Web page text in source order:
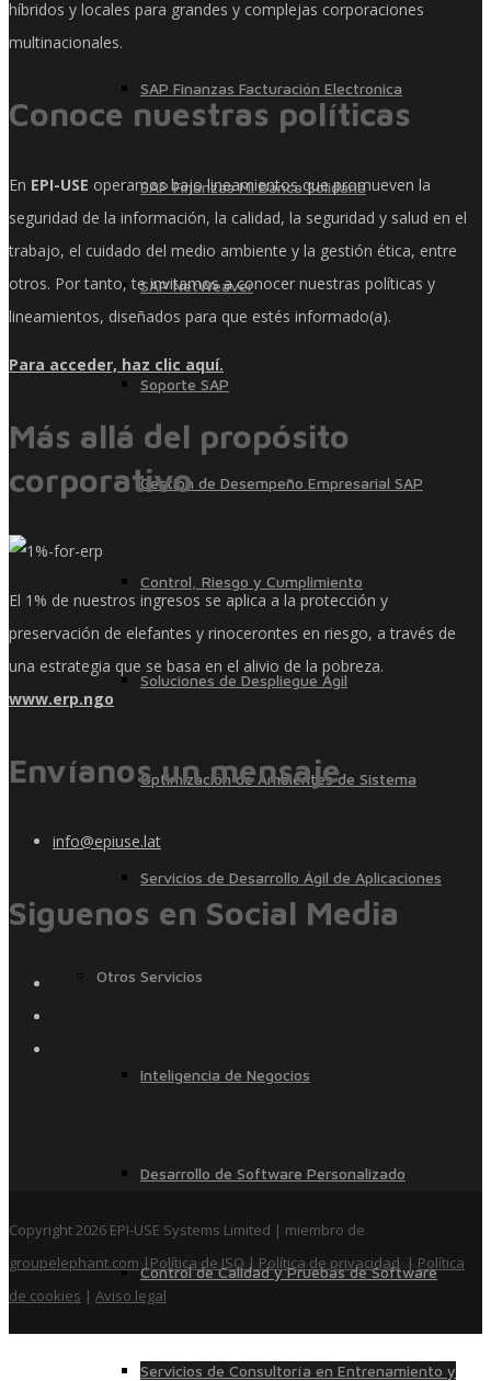
SAP Finanzas Facturación Electronica
SAP Finanzas Mi Banca Solidaria
SAP NetWeaver
Soporte SAP
Gestión de Desempeño Empresarial SAP
Control, Riesgo y Cumplimiento
Soluciones de Despliegue Ágil
Optimización de Ambientes de Sistema
Servicios de Desarrollo Ágil de Aplicaciones
Otros Servicios
Inteligencia de Negocios
Desarrollo de Software Personalizado
Control de Calidad y Pruebas de Software
Servicios de Consultoría en Entrenamiento y
híbridos y locales para grandes y complejas corporaciones
multinacionales.
Conoce nuestras políticas
En EPI-USE operamos bajo lineamientos que promueven la
seguridad de la información, la calidad, la seguridad y salud en el
trabajo, el cuidado del medio ambiente y la gestión ética, entre
otros. Por tanto, te invitamos a conocer nuestras políticas y
lineamientos, diseñados para que estés informado(a).
Para acceder, haz clic aquí.
Más allá del propósito
corporativo
El 1% de nuestros ingresos se aplica a la protección y
preservación de elefantes y rinocerontes en riesgo, a través de
una estrategia que se basa en el alivio de la pobreza.
www.erp.ngo
Envíanos un mensaje
info@epiuse.lat
Siguenos en Social Media
Copyright 2026 EPI-USE Systems Limited | miembro de
groupelephant.com | Política de ISO | Política de privacidad | Política
de cookies | Aviso legal